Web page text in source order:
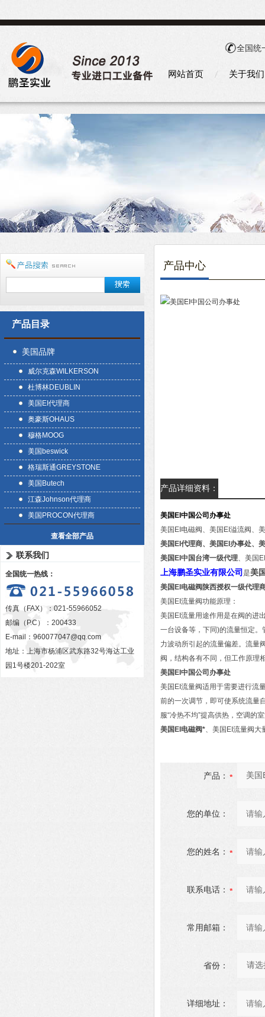
全国统
网站首页 关于我们
产品目录
美国品牌
威尔克森WILKERSON
杜博林DEUBLIN
美国EI代理商
奥豪斯OHAUS
穆格MOOG
美国beswick
格瑞斯通GREYSTONE
美国Butech
江森Johnson代理商
美国PROCON代理商
查看全部产品
联系我们
全国统一热线：
传真（FAX）：021-55966052
邮编（P.C）：200433
E-mail： 960077047@qq.com
地址：上海市杨浦区武东路32号海达工业
园1号楼201-202室
产品中心
产品详细资料：
美国EI中国公司办事处
美国EI电磁阀、美国EI溢流阀、
美国EI代理商、美国EI办事处、
美国EI中国台湾一级代理、美国
上海鹏圣实业有限公司 是美
美国EI电磁阀陕西授权一级代理
美国EI流量阀功能原理：
美国EI流量用途作用是在阀的进
一台设备等，下同)的流量恒定
力波动所引起的流量偏差。流量
阀，结构各有不同，但工作原理
美国EI中国公司办事处
美国EI流量阀适用于需要进行流
前的一次调节，即可使系统流量
服“冷热不均”提高供热，空调的
美国EI电磁阀*、美国EI流量阀大
产品：
您的单位：
您的姓名：
联系电话：
常用邮箱：
省份：
详细地址：